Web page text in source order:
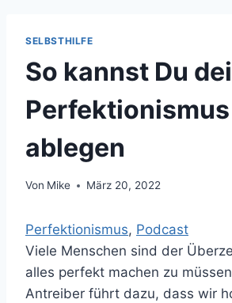
SELBSTHILFE
So kannst Du
Perfektionismus
ablegen
Von Mike März 20, 2022
Perfektionismus, Podcast
Viele Menschen sind der
alles perfekt machen zu
Antreiber führt dazu, dass wir